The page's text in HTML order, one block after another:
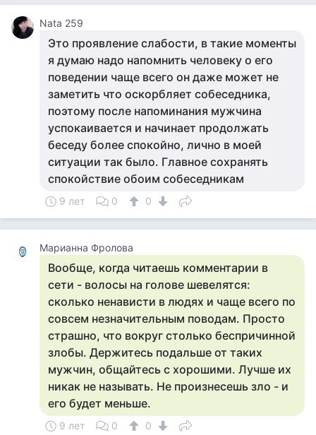
Nata 259
Это проявление слабости, в такие моменты
я думаю надо напомнить человеку о его
поведении чаще всего он даже может не
заметить что оскорбляет собеседника,
поэтому после напоминания мужчина
успокаивается и начинает продолжать
беседу более спокойно, лично в моей
ситуации так было. Главное сохранять
спокойствие обоим собеседникам
9 лет 0 0
Марианна Фролова
Вообще, когда читаешь комментарии в
сети - волосы на голове шевелятся:
сколько ненависти в людях и чаще всего по
совсем незначительным поводам. Просто
страшно, что вокруг столько беспричинной
злобы. Держитесь подальше от таких
мужчин, общайтесь с хорошими. Лучше их
никак не называть. Не произнесешь зло - и
его будет меньше.
9 лет 0 0